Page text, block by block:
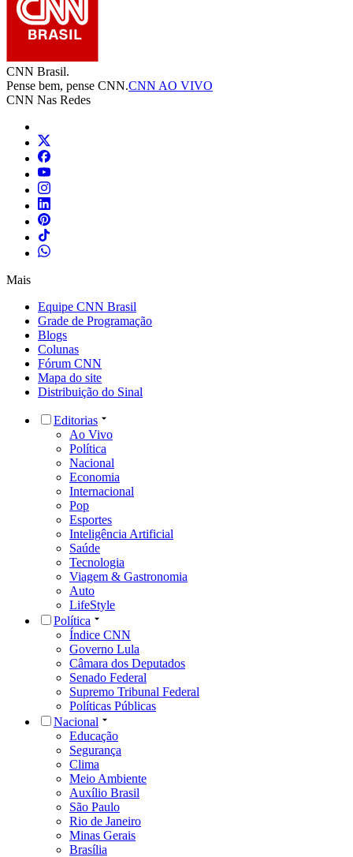
CNN Brasil.
Pense bem, pense CNN.CNN AO VIVO
CNN Nas Redes
Mais
Equipe CNN Brasil
Grade de Programação
Blogs
Colunas
Fórum CNN
Mapa do site
Distribuição do Sinal
Editorias
Ao Vivo
Política
Nacional
Economia
Internacional
Pop
Esportes
Inteligência Artificial
Saúde
Tecnologia
Viagem & Gastronomia
Auto
LifeStyle
Política
Índice CNN
Governo Lula
Câmara dos Deputados
Senado Federal
Supremo Tribunal Federal
Políticas Públicas
Nacional
Educação
Segurança
Clima
Meio Ambiente
Auxílio Brasil
São Paulo
Rio de Janeiro
Minas Gerais
Brasília